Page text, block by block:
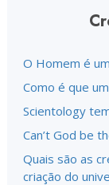
O Homem é
Como é que
Scientology
Can’t God be
Quais são as
criação do